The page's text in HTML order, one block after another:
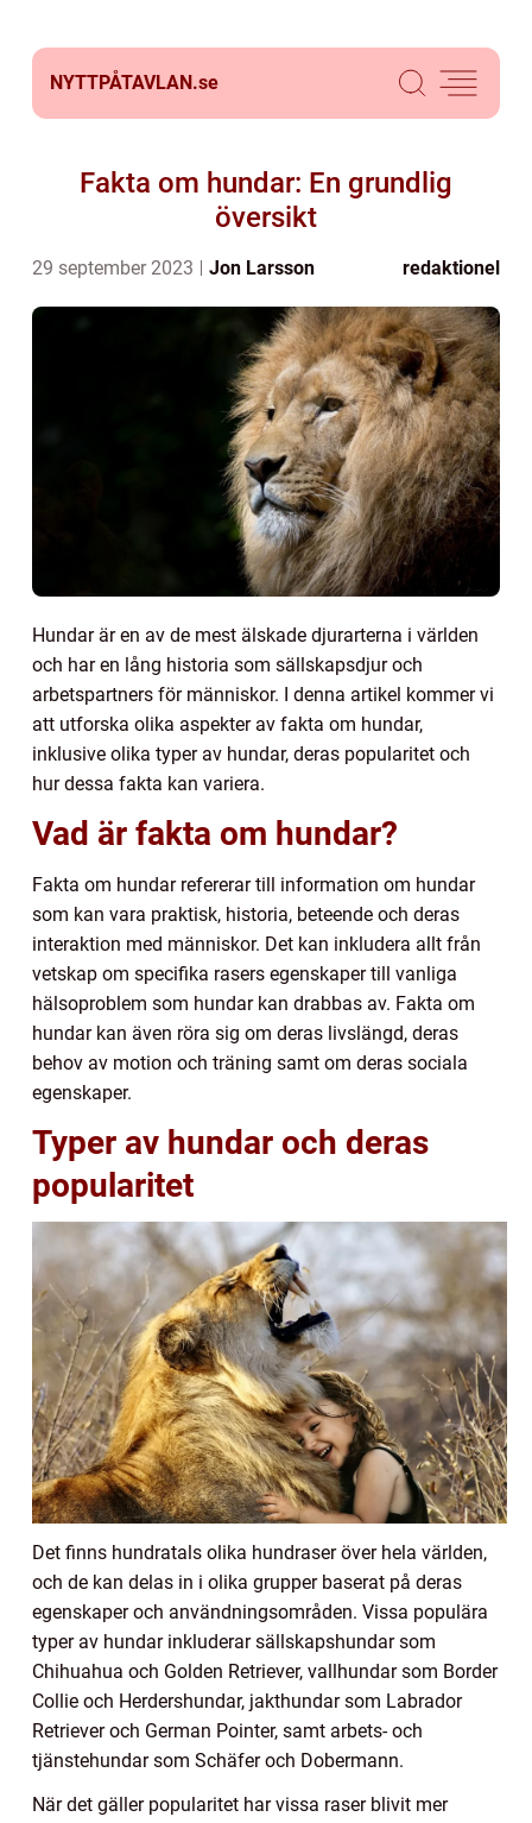
NYTTPÅTAVLAN.se
Fakta om hundar: En grundlig
översikt
29 september 2023 Jon Larsson redaktionel
Hundar är en av de mest älskade djurarterna i världen
och har en lång historia som sällskapsdjur och
arbetspartners för människor. I denna artikel kommer vi
att utforska olika aspekter av fakta om hundar,
inklusive olika typer av hundar, deras popularitet och
hur dessa fakta kan variera.
Vad är fakta om hundar?
Fakta om hundar refererar till information om hundar
som kan vara praktisk, historia, beteende och deras
interaktion med människor. Det kan inkludera allt från
vetskap om specifika rasers egenskaper till vanliga
hälsoproblem som hundar kan drabbas av. Fakta om
hundar kan även röra sig om deras livslängd, deras
behov av motion och träning samt om deras sociala
egenskaper.
Typer av hundar och deras
popularitet
Det finns hundratals olika hundraser över hela världen,
och de kan delas in i olika grupper baserat på deras
egenskaper och användningsområden. Vissa populära
typer av hundar inkluderar sällskapshundar som
Chihuahua och Golden Retriever, vallhundar som Border
Collie och Herdershundar, jakthundar som Labrador
Retriever och German Pointer, samt arbets- och
tjänstehundar som Schäfer och Dobermann.
När det gäller popularitet har vissa raser blivit mer